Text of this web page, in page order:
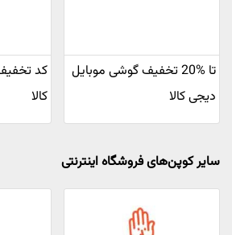
تا %20 تخفیف گوشی موبایل
دیجی کالا
کالا
سایر کوپن‌های فروشگاه اینترنتی